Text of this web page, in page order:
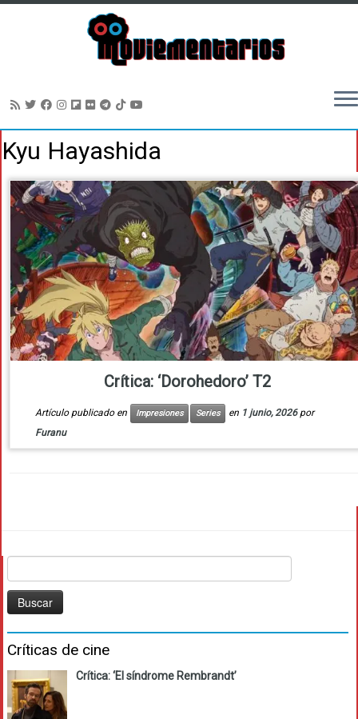
alKyu Hayashida
Crítica: ‘Dorohedoro’ T2
Artículo publicado en Impresiones Series en 1 junio, 2026 por
Furanu
Críticas de cine
Crítica: ‘El síndrome Rembrandt’